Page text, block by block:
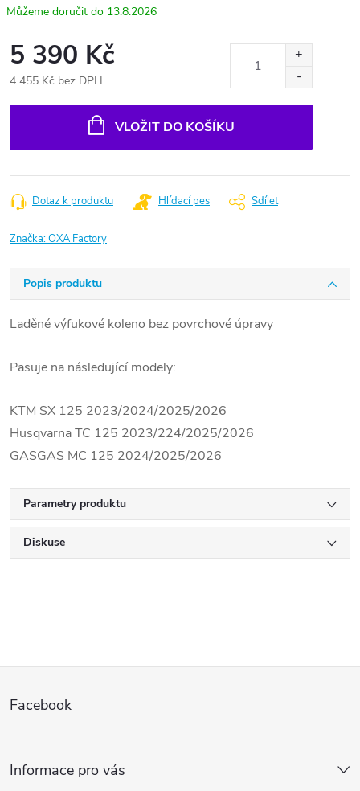
13.8.2026
5 390 Kč
4 455 Kč bez DPH
VLOŽIT DO KOŠÍKU
Dotaz k produktu Hlídací pes Sdílet
Značka:OXA Factory
Popis produktu
Laděné výfukové koleno bez povrchové úpravy
Pasuje na následující modely:
KTM SX 125 2023/2024/2025/2026
Husqvarna TC 125 2023/224/2025/2026
GASGAS MC 125 2024/2025/2026
Parametry produktu
Diskuse
p
Facebook
Informace pro vás